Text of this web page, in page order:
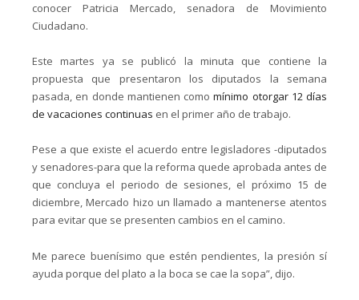
conocer Patricia Mercado, senadora de Movimiento
Ciudadano.
Este martes ya se publicó la minuta que contiene la
propuesta que presentaron los diputados la semana
pasada, en donde mantienen comomínimo otorgar 12 días
de vacaciones continuas en el primer año de trabajo.
Pese a que existe el acuerdo entre legisladores -diputados
y senadores-para que la reforma quede aprobada antes de
que concluya el periodo de sesiones, el próximo 15 de
diciembre, Mercado hizo un llamado a mantenerse atentos
para evitar que se presenten cambios en el camino.
Me parece buenísimo que estén pendientes, la presión sí
ayuda porque del plato a la boca se cae la sopa”, dijo.